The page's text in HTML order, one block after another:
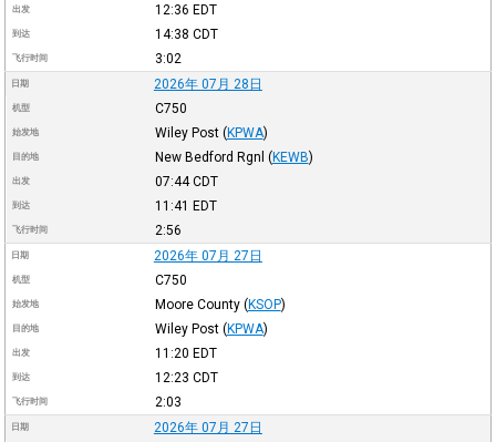
出发 12:36 EDT
到达 14:38 CDT
飞行时间 3:02
日期 2026年 07月 28日
机型 C750
始发地 Wiley Post (KPWA)
目的地 New Bedford Rgnl (KEWB)
出发 07:44CDT
到达 11:41 EDT
飞行时间 2:56
日期 2026年 07月 27日
机型 C750
始发地 Moore County (KSOP)
目的地 Wiley Post (KPWA)
出发 11:20 EDT
到达 12:23 CDT
飞行时间 2:03
日期 2026年 07月 27日